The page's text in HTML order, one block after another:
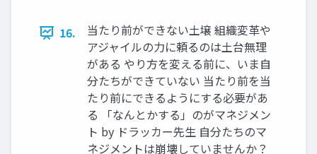
16.
当たり前ができない土壌 組織変革や
アジャイルの力に頼るのは土台無理
がある やり方を変える前に、いま自
分たちができていない 当たり前を当
たり前にできるようにする必要があ
る 「なんとかする」のがマネジメン
ト by ドラッカー先生 自分たちのマ
ネジメントは崩壊していませんか？